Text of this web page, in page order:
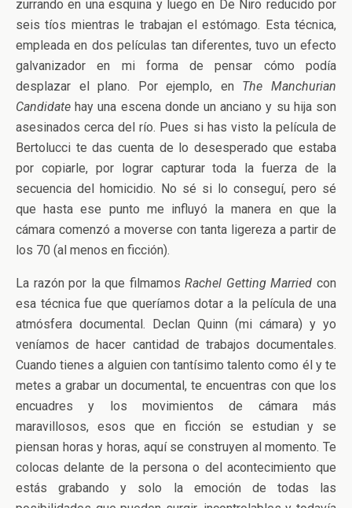
zurrando en una esquina y luego en De Niro reducido por
seis tíos mientras le trabajan el estómago. Esta técnica,
empleada en dos películas tan diferentes, tuvo un efecto
galvanizador en mi forma de pensar cómo podía
desplazar el plano. Por ejemplo, en The Manchurian
Candidate hay una escena donde un anciano y su hija son
asesinados cerca del río. Pues si has visto la película de
Bertolucci te das cuenta de lo desesperado que estaba
por copiarle, por lograr capturar toda la fuerza de la
secuencia del homicidio. No sé si lo conseguí, pero sé
que hasta ese punto me influyó la manera en que la
cámara comenzó a moverse con tanta ligereza a partir de
los 70 (al menos en ficción).
La razón por la que filmamosRachel Getting Married con
esa técnica fue que queríamos dotar a la película de una
atmósfera documental. Declan Quinn (mi cámara) y yo
veníamos de hacer cantidad de trabajos documentales.
Cuando tienes a alguien con tantísimo talento como él y te
metes a grabar un documental, te encuentras con que los
encuadres y los movimientos de cámara más
maravillosos, esos que en ficción se estudian y se
piensan horas y horas, aquí se construyen al momento. Te
colocas delante de la persona o del acontecimiento que
estás grabando y solo la emoción de todas las